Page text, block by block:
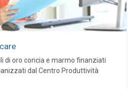
di oro concia e marmo finanziati
dal Centro Produttività